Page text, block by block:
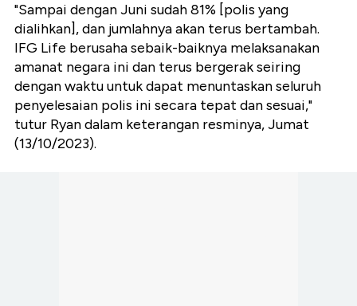
"Sampai dengan Juni sudah 81% [polis yang
dialihkan], dan jumlahnya akan terus bertambah.
IFG Life berusaha sebaik-baiknya melaksanakan
amanat negara ini dan terus bergerak seiring
dengan waktu untuk dapat menuntaskan seluruh
penyelesaian polis ini secara tepat dan sesuai,"
tutur Ryan dalam keterangan resminya, Jumat
(13/10/2023).